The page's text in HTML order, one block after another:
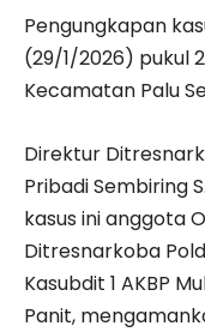
Pengungkapan
(29/1/2026) pukul
Kecamatan Palu
Direktur
Pribadi Sembiring
kasus ini anggota
Ditresnarkoba
Kasubdit 1 AKBP
Panit,